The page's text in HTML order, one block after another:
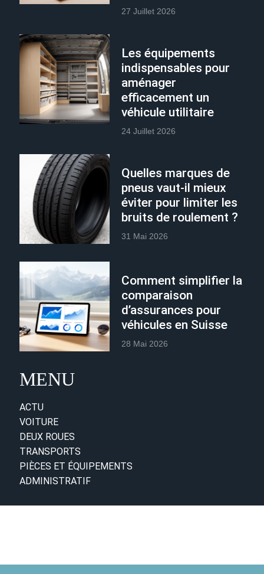
27 Juillet 2026
Les équipements
indispensables pour
aménager
efficacement un
véhicule utilitaire
24 Juillet 2026
Quelles marques de
pneus vaut-il mieux
éviter pour limiter les
bruits de roulement ?
31 Mai 2026
Comment simplifier la
comparaison
d’assurances pour
véhicules en Suisse
28 Mai 2026
MENU
ACTU
VOITURE
DEUX ROUES
TRANSPORTS
PIÈCES ET ÉQUIPEMENTS
ADMINISTRATIF